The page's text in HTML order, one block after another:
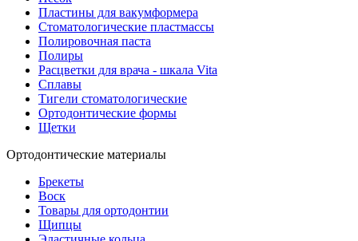
Пластины для вакумформера
Стоматологические пластмассы
Полировочная паста
Полиры
Расцветки для врача - шкала Vita
Сплавы
Тигели стоматологические
Ортодонтические формы
Щетки
Ортодонтические материалы
Брекеты
Воск
Товары для ортодонтии
Щипцы